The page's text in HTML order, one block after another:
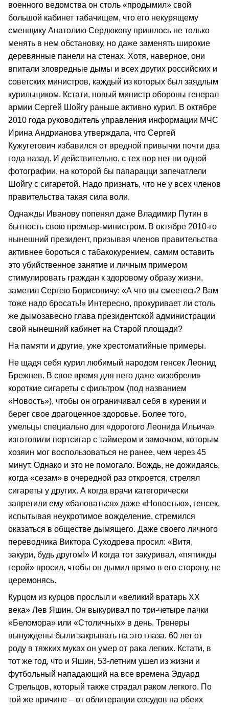
военного ведомства он столь «продымил» свой
большой кабинет табачищем, что его некурящему
сменщику Анатолию Сердюкову пришлось не только
менять в нем обстановку, но даже заменять широкие
деревянные панели на стенах. Хотя, наверное, они
впитали зловредные дымы и всех других российских и
советских министров, каждый из которых был заядлым
курильщиком. Кстати, новый министр обороны генерал
армии Сергей Шойгу раньше активно курил. В октябре
2010 года руководитель управления информации МЧС
Ирина Андрианова утверждала, что Сергей
Кужугетович избавился от вредной привычки почти два
года назад. И действительно, с тех пор нет ни одной
фотографии, на которой бы папарацци запечатлели
Шойгу с сигаретой. Надо признать, что не у всех членов
правительства такая сила воли.
Однажды Иванову попенял даже Владимир Путин в
бытность свою премьер-министром. В октябре 2010-го
нынешний президент, призывая членов правительства
активнее бороться с табакокурением, самим оставить
это убийственное занятие и личным примером
стимулировать граждан к здоровому образу жизни,
заметил Сергею Борисовичу: «А что вы смеетесь? Вам
тоже надо бросать!» Интересно, прокуривает ли столь
же дымозавесно глава президентской администрации
свой нынешний кабинет на Старой площади?
На памяти и другие, уже хрестоматийные примеры.
Не щадя себя курил любимый народом генсек Леонид
Брежнев. В свое время для него даже «изобрели»
короткие сигареты с фильтром (под названием
«Новость»), чтобы он ограничивал себя в курении и
берег свое драгоценное здоровье. Более того,
умельцы специально для «дорогого Леонида Ильича»
изготовили портсигар с таймером и замочком, которым
хозяин мог воспользоваться не ранее, чем через 45
минут. Однако и это не помогало. Вождь, не дожидаясь,
когда «сезам» в очередной раз откроется, стрелял
сигареты у других. А когда врачи категорически
запретили ему «баловаться» даже «Новостью», генсек,
испытывая неукротимое вожделение, стремился
оказаться в обществе дымящего. Даже своего личного
переводчика Виктора Суходрева просил: «Витя,
закури, будь другом!» И когда тот закуривал, «пятижды
герой» просил, чтобы он дымил прямо в его сторону, не
церемонясь.
Курцом из курцов прослыл и «великий вратарь XX
века» Лев Яшин. Он выкуривал по три-четыре пачки
«Беломора» или «Столичных» в день. Тренеры
вынуждены были закрывать на это глаза. 60 лет от
роду в тяжких муках он умер от рака легких. Кстати, в
тот же год, что и Яшин, 53-летним ушел из жизни и
футбольный нападающий на все времена Эдуард
Стрельцов, который также страдал раком легкого. По
той же причине – от облитерации сосудов на обеих